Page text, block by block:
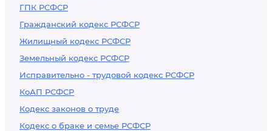
ГПК РСФСР
Гражданский кодекс РСФСР
Жилищный кодекс РСФСР
Земельный кодекс РСФСР
Исправительно - трудовой кодекс РСФСР
КоАП РСФСР
Кодекс законов о труде
Кодекс о браке и семье РСФСР